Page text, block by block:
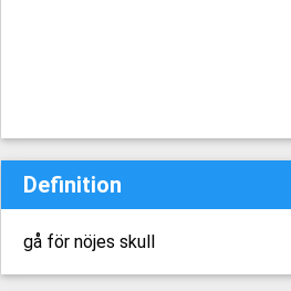
Definition
gå för nöjes skull